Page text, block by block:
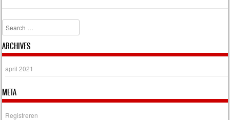
Search
ARCHIVES
april 2021
META
Registreren